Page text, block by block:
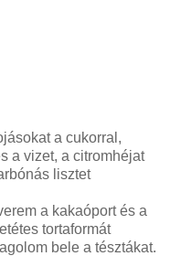
a cukorral,
a vizet, a citromhéjat
lisztet
a kakaóport és a
tortaformát
bele a tésztákat.